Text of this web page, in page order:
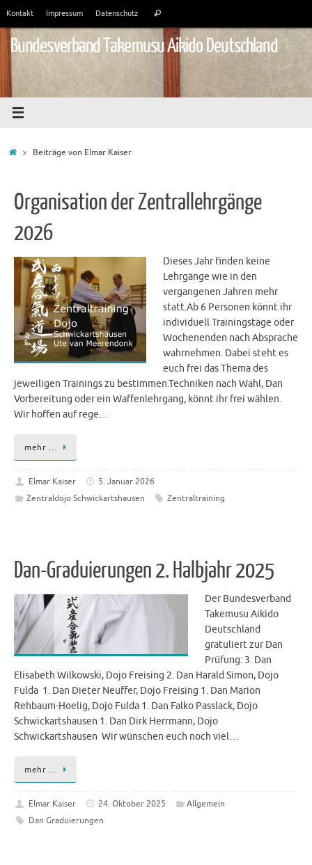
springen
Kontakt Impressum Datenschutz Suchen
Bundesverband Takemusu Aikido Deutschland
StartBeiträge von Elmar Kaiser
Organisation der Zentrallehrgänge
2026
Dieses Jahr finden keine
Lehrgänge wie in den
vergangenen Jahren mehr
statt.Ab 6 Personen könnt ihr
individuell Trainingstage oder
Wochenenden nach Absprache
wahrnehmen. Dabei steht es
euch frei das Thema des
jeweiligen Trainings zu bestimmen.Techniken nach Wahl, Dan
Vorbereitung oder ein Waffenlehrgang, könnt ihr frei wählen.
Wir hoffen auf rege…
mehr …
Elmar Kaiser
5. Januar 2026
Zentraldojo Schwickartshausen
Zentraltraining
Dan-Graduierungen 2. Halbjahr 2025
Der Bundesverband
Takemusu Aikido
Deutschland
gratuliert zur Dan
Prüfung: 3. Dan
Elisabeth Wilkowski, Dojo Freising 2. Dan Harald Simon, Dojo
Fulda 1. Dan Dieter Neuffer, Dojo Freising 1. Dan Marion
Rehbaum-Hoelig, Dojo Fulda 1. Dan Falko Passlack, Dojo
Schwickartshausen 1. Dan Dirk Herrmann, Dojo
Schwickartshausen Wir wünschen euch noch viel…
mehr …
Elmar Kaiser 24. Oktober 2025
Allgemein
Dan Graduierungen